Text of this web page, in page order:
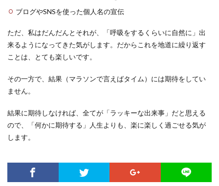
ブログやSNSを使った個人名の宣伝
ただ、私はだんだんとそれが、「呼吸をするくらいに自然に」出
来るようになってきた気がします。だからこれを地道に繰り返す
ことは、とても楽しいです。
その一方で、結果（マラソンで言えばタイム）には期待をしてい
ません。
結果に期待しなければ、全てが「ラッキーな出来事」だと思える
ので、「何かに期待する」人生よりも、楽に楽しく過ごせる気が
します。